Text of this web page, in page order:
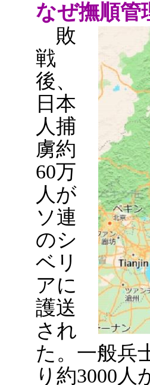
なぜ撫順管
敗
戦
後、
日本
人捕
虜約
60万
人が
ソ連
のシ
ベリ
アに
護送
され
た。一般兵
り約3000